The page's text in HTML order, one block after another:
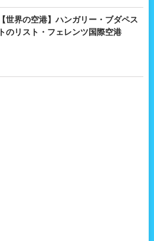
【世界の空港】ハンガリー・ブダペス
トのリスト・フェレンツ国際空港